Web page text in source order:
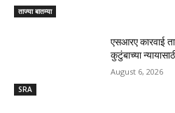
ताज्या बातम्या
SRA
एसआरए कारवाई
कुटुंबाच्या
August 6, 2026